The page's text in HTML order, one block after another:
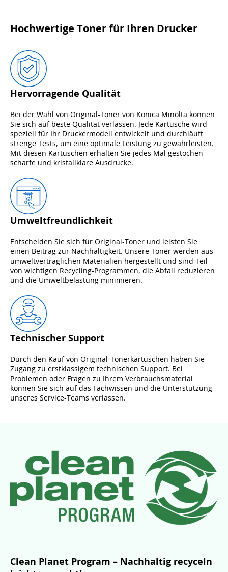
Hochwertige Toner für Ihren Drucker
Hervorragende Qualität
Bei der Wahl von Original-Toner von Konica Minolta können
Sie sich auf beste Qualität verlassen. Jede Kartusche wird
speziell für Ihr Druckermodell entwickelt und durchläuft
strenge Tests, um eine optimale Leistung zu gewährleisten.
Mit diesen Kartuschen erhalten Sie jedes Mal gestochen
scharfe und kristallklare Ausdrucke.
Umweltfreundlichkeit
Entscheiden Sie sich für Original-Toner und leisten Sie
einen Beitrag zur Nachhaltigkeit. Unsere Toner werden aus
umweltverträglichen Materialien hergestellt und sind Teil
von wichtigen Recycling-Programmen, die Abfall reduzieren
und die Umweltbelastung minimieren.
Technischer Support
Durch den Kauf von Original-Tonerkartuschen haben Sie
Zugang zu erstklassigem technischen Support. Bei
Problemen oder Fragen zu Ihrem Verbrauchsmaterial
können Sie sich auf das Fachwissen und die Unterstützung
unseres Service-Teams verlassen.
Clean Planet Program – Nachhaltig recyceln